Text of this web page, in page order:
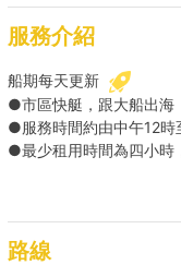
服務介紹
船期每天更新
●市區快艇，跟大船出海
●服務時間約由中午12時
●最少租用時間為四小時
路線